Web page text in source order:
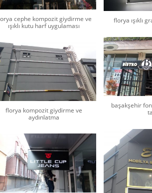
cephe kompozit giydirme ve
ışıklı kutu harf uygulaması
florya ışıklı
başakşehir fon
florya kompozit giydirme ve
aydınlatma